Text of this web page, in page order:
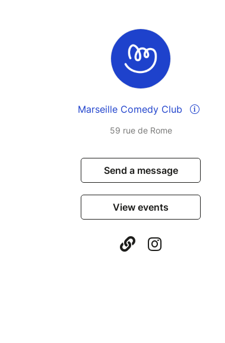
Marseille Comedy Club
59 rue de Rome
Send a message
View events